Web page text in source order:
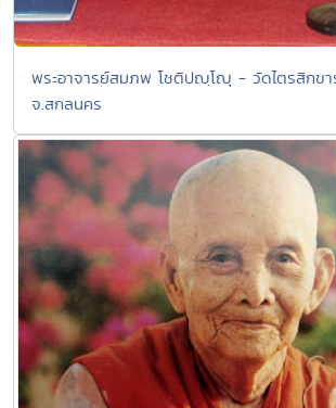
พระอาจารย์สมภพ โชติปญฺโญุ - วัดไตรสิกขา
จ.สกลนคร